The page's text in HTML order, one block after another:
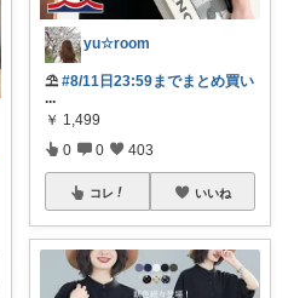
yu☆room
⛱️ #8/11日23:59までまとめ買い
...
￥ 1,499
0 0 403
コレ いいね